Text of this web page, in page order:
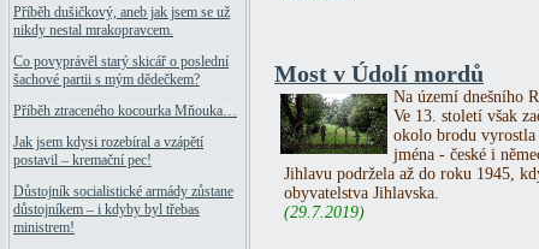
Příběh dušičkový, aneb jak jsem se už
nikdy nestal mrakopravcem.
Co povyprávěl starý skicář o poslední
šachové partii s mým dědečkem?
Příběh ztraceného kocourka Mňouka…
Jak jsem kdysi rozebíral a vzápětí
postavil – kremační pec!
Důstojník socialistické armády zůstane
důstojníkem – i kdyby byl třebas
ministrem!
Most v Údolí mordů
Na území dnešního
Ve 13. století však
okolo brodu vyrostla
jména - české i
Jihlavu podržela až do roku 1945,
obyvatelstva Jihlavska.
(29.7.2019)